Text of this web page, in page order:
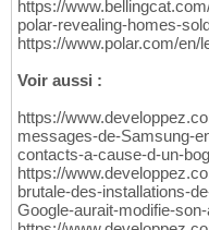
https://
polar-revealing-homes-
https://www.polar.com/en/
Voir aussi :
https://
messages-de-Samsung-
contacts-a-cause-d-un-
https://
brutale-des-installations-
Google-aurait-modifie-